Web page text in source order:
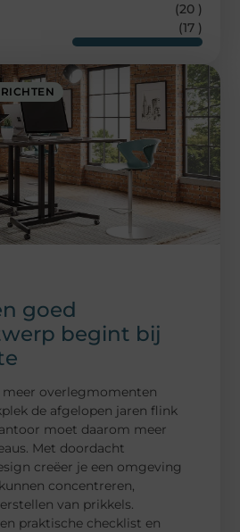
goed
begint bij
meer overlegmomenten
de afgelopen jaren flink
moet daarom meer
Met doordacht
creëer je een omgeving
concentreren,
van prikkels.
praktische checklist en
(20 )
(17 )